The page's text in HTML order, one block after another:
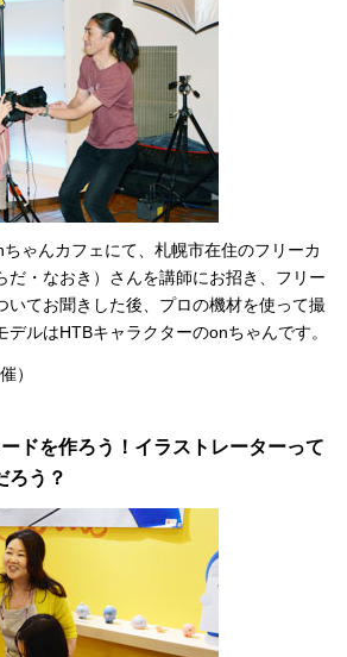
ゃんカフェにて、札幌市在住のフリーカ
だ・なおき）さんを講師にお招き、フリー
いてお聞きした後、プロの機材を使って撮
ルはHTBキャラクターのonちゃんです。
）
ドを作ろう！イラストレーターって
ろう？